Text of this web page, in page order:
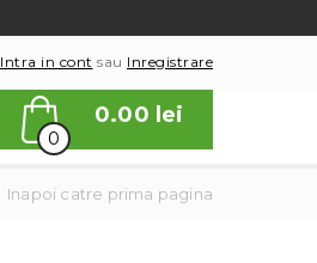
Intra in cont sau Inregistrare
0
0.00 lei
Inapoi catre prima pagina